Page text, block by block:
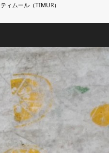
ティムール（TIMUR）